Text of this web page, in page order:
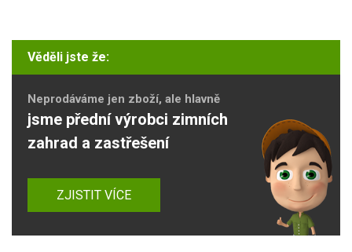
Věděli jste že:
Neprodáváme jen zboží, ale hlavně
jsme přední výrobci zimních
zahrad a zastřešení
ZJISTIT VÍCE